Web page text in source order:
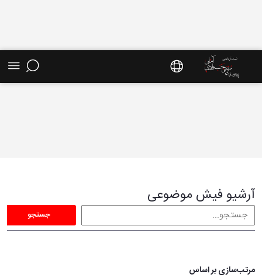
آرشیو فیش موضوعی
جستجو
مرتب‌سازی بر اساس